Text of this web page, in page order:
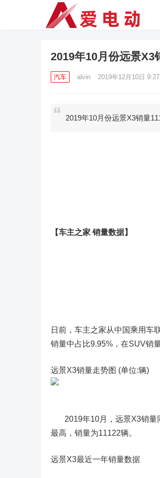
2019年10月份远景X3
汽车 alvin 2019年12月10日 9:27
2019年10月份远景X3销量
【车主之家 销量数据】
日前，车主之家从中国乘用车
销量中占比9.95%，在SUV销
远景X3销量走势图 (单位:辆)
2019年10月，远景X3销量
最高，销量为11122辆。
远景X3最近一年销量数据